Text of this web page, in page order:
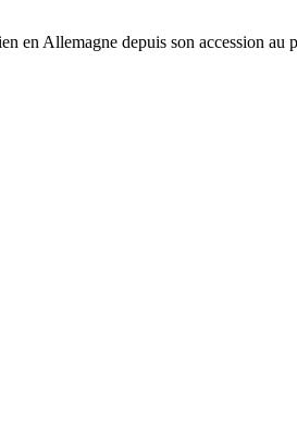
en Allemagne depuis son accession au